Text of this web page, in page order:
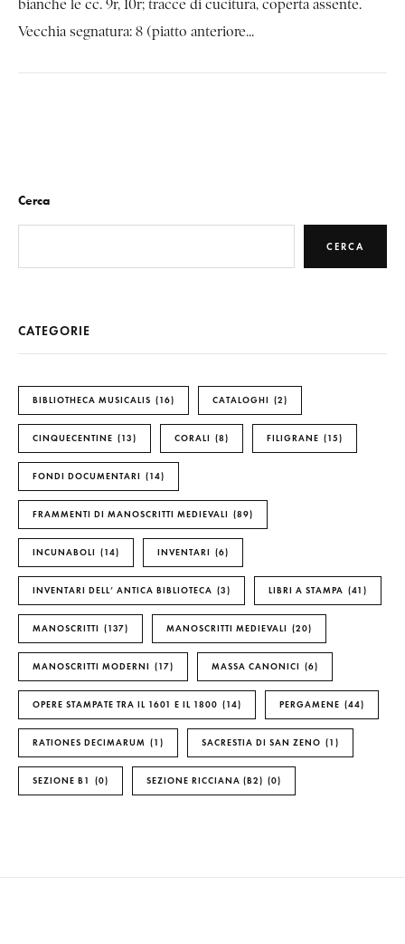
bianche le cc. 9r, 10r; tracce di cucitura, coperta assente.
Vecchia segnatura: 8 (piatto anteriore...
Cerca
CERCA
CATEGORIE
BIBLIOTHECA MUSICALIS 16 CATALOGHI 2
CINQUECENTINE 13 CORALI 8 FILIGRANE 15
FONDI DOCUMENTARI 14
FRAMMENTI DI MANOSCRITTI MEDIEVALI 89
INCUNABOLI 14 INVENTARI 6
INVENTARI DELL’ ANTICA BIBLIOTECA 3 LIBRI A STAMPA 41
MANOSCRITTI 137 MANOSCRITTI MEDIEVALI 20
MANOSCRITTI MODERNI 17 MASSA CANONICI 6
OPERE STAMPATE TRA IL 1601 E IL 1800 14 PERGAMENE 44
RATIONES DECIMARUM 1 SACRESTIA DI SAN ZENO 1
SEZIONE B1 0 SEZIONE RICCIANA (B2) 0